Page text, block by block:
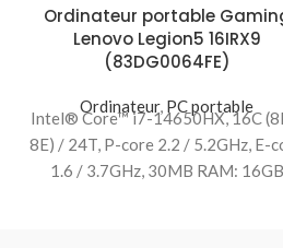
Ordinateur portable
Lenovo Legion5 16IRX9
(83DG0064FE)
Ordinateur, PC portable
Intel® Core™ i7-14650HX, 16C
8E) / 24T, P-core 2.2 / 5.2GHz, E-
1.6 / 3.7GHz, 30MB RAM: 16GB